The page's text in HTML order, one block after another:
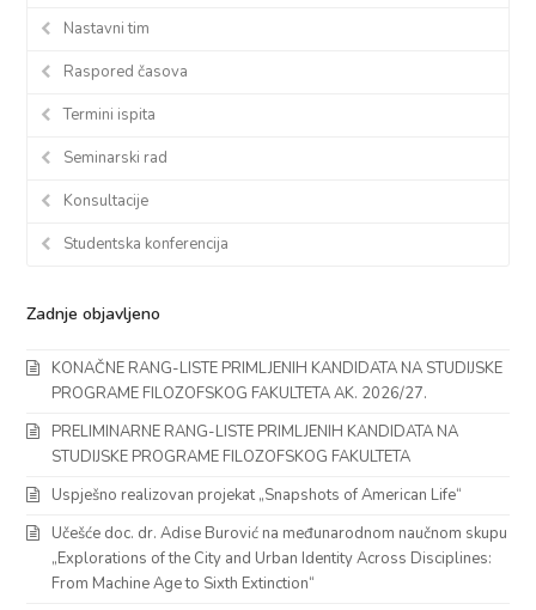
Nastavni tim
Raspored časova
Termini ispita
Seminarski rad
Konsultacije
Studentska konferencija
Zadnje objavljeno
KONAČNE RANG-LISTE PRIMLJENIH KANDIDATA NA STUDIJSKE
PROGRAME FILOZOFSKOG FAKULTETA AK. 2026/27.
PRELIMINARNE RANG-LISTE PRIMLJENIH KANDIDATA NA
STUDIJSKE PROGRAME FILOZOFSKOG FAKULTETA
Uspješno realizovan projekat „Snapshots of American Life“
Učešće doc. dr. Adise Burović na međunarodnom naučnom skupu
„Explorations of the City and Urban Identity Across Disciplines:
From Machine Age to Sixth Extinction“